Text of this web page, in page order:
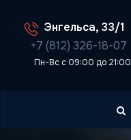
Энгельса, 33/1
+7 (812) 326-18-07
Пн-Вс с 09:00 до 21:00